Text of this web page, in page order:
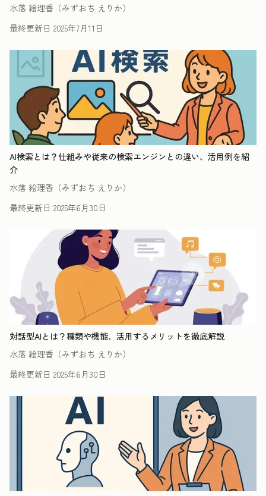
水落 絵理香（みずおち えりか）
最終更新日 2025年7月11日
AI検索とは？仕組みや従来の検索エンジンとの違い、活用例を紹
介
水落 絵理香（みずおち えりか）
最終更新日 2025年6月30日
対話型AIとは？種類や機能、活用するメリットを徹底解説
水落 絵理香（みずおち えりか）
最終更新日 2025年6月30日